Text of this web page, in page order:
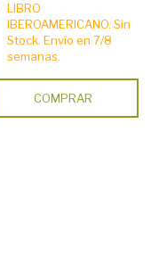
LIBRO
IBEROAMERICANO. Sin
Stock. Envío en 7/8
semanas.
COMPRAR